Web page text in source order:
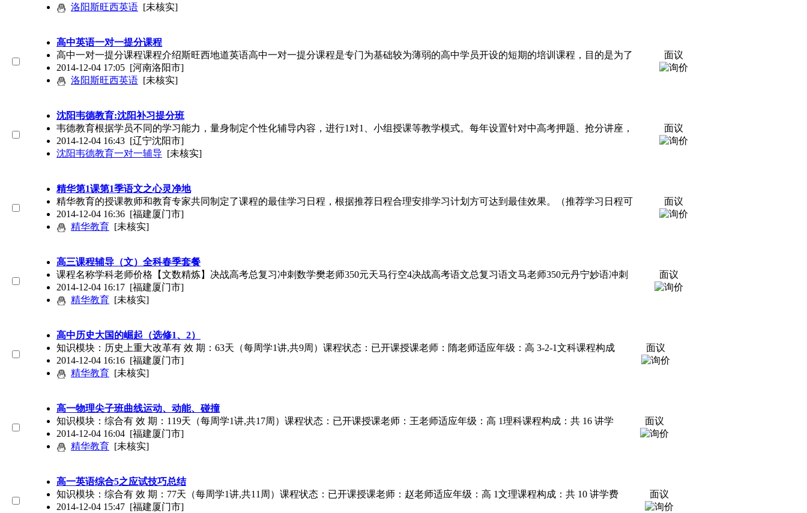
洛阳斯旺西英语 [未核实]
高中英语一对一提分课程
高中一对一提分课程课程介绍斯旺西地道英语高中一对一提分课程是专门为基础较为薄弱的高中学员开设的短期的培训课程，目的是为了
2014-12-04 17:05 [河南洛阳市]
洛阳斯旺西英语 [未核实]
面议
沈阳韦德教育:沈阳补习提分班
韦德教育根据学员不同的学习能力，量身制定个性化辅导内容，进行1对1、小组授课等教学模式。每年设置针对中高考押题、抢分讲座，
2014-12-04 16:43 [辽宁沈阳市]
沈阳韦德教育一对一辅导 [未核实]
面议
精华第1课第1季语文之心灵净地
精华教育的授课教师和教育专家共同制定了课程的最佳学习日程，根据推荐日程合理安排学习计划方可达到最佳效果。（推荐学习日程可
2014-12-04 16:36 [福建厦门市]
精华教育 [未核实]
面议
高三课程辅导（文）全科春季套餐
课程名称学科老师价格【文数精炼】决战高考总复习冲刺数学樊老师350元天马行空4决战高考语文总复习语文马老师350元丹宁妙语冲刺
2014-12-04 16:17 [福建厦门市]
精华教育 [未核实]
面议
高中历史大国的崛起（选修1、2）
知识模块：历史上重大改革有 效 期：63天（每周学1讲,共9周）课程状态：已开课授课老师：隋老师适应年级：高 3-2-1文科课程构成
2014-12-04 16:16 [福建厦门市]
精华教育 [未核实]
面议
高一物理尖子班曲线运动、动能、碰撞
知识模块：综合有 效 期：119天（每周学1讲,共17周）课程状态：已开课授课老师：王老师适应年级：高 1理科课程构成：共 16 讲学
2014-12-04 16:04 [福建厦门市]
精华教育 [未核实]
面议
高一英语综合5之应试技巧总结
知识模块：综合有 效 期：77天（每周学1讲,共11周）课程状态：已开课授课老师：赵老师适应年级：高 1文理课程构成：共 10 讲学费
2014-12-04 15:47 [福建厦门市]
面议